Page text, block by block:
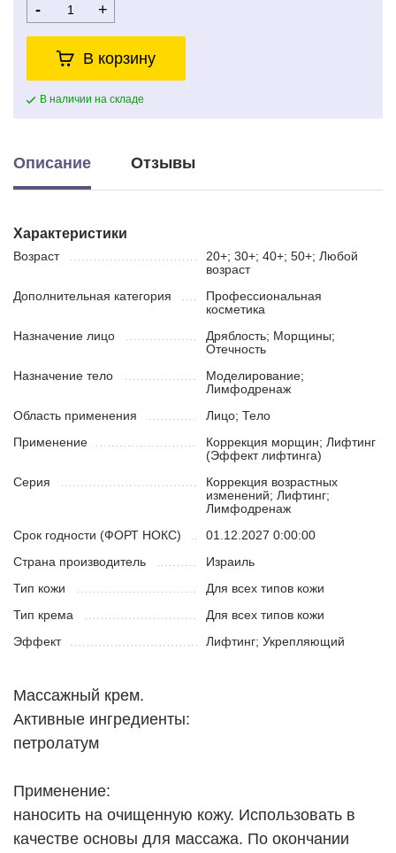
- +
В корзину
В наличии на складе
Описание Отзывы
Характеристики
Возраст
20+; 30+; 40+; 50+; Любой
возраст
Дополнительная категория
Профессиональная
косметика
Назначение лицо
Дряблость; Морщины;
Отечность
Назначение тело
Моделирование;
Лимфодренаж
Область применения
Лицо; Тело
Применение
Коррекция морщин; Лифтинг
(Эффект лифтинга)
Серия
Коррекция возрастных
изменений; Лифтинг;
Лимфодренаж
Срок годности (ФОРТ НОКС)
01.12.2027 0:00:00
Страна производитель
Израиль
Тип кожи
Для всех типов кожи
Тип крема
Для всех типов кожи
Эффект
Лифтинг; Укрепляющий
Массажный крем.
Активные ингредиенты:
петролатум
Применение:
наносить на очищенную кожу. Использовать в
качестве основы для массажа. По окончании